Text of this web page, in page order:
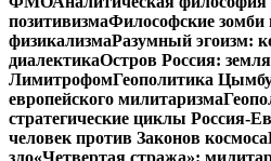
позитивизмаФилософские зомби
физикализмаРазумный эгоизм:
диалектикаОстров Россия:
ЛимитрофомГеополитика
европейского милитаризма
стратегические циклы Россия-
человек против Законов космоса
зло«Четвертая стража»: